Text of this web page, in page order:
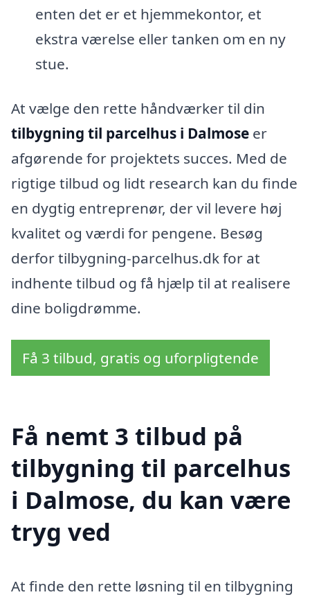
enten det er et hjemmekontor, et
ekstra værelse eller tanken om en ny
stue.
At vælge den rette håndværker til din
tilbygning til parcelhus i Dalmose er
afgørende for projektets succes. Med de
rigtige tilbud og lidt research kan du finde
en dygtig entreprenør, der vil levere høj
kvalitet og værdi for pengene. Besøg
derfor tilbygning-parcelhus.dk for at
indhente tilbud og få hjælp til at realisere
dine boligdrømme.
Få 3 tilbud, gratis og uforpligtende
Få nemt 3 tilbud på
tilbygning til parcelhus
i Dalmose, du kan være
tryg ved
At finde den rette løsning til en tilbygning